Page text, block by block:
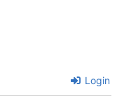
Login